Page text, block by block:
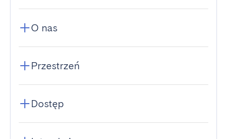
O nas
Przestrzeń
Dostęp